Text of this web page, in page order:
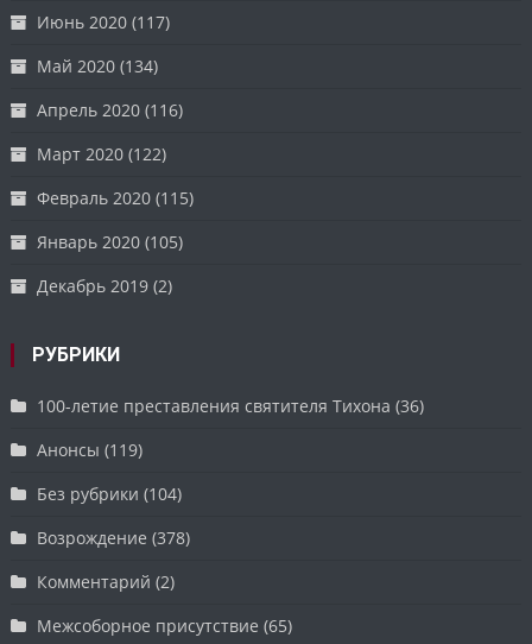
Июнь 2020 (117)
Май 2020 (134)
Апрель 2020 (116)
Март 2020 (122)
Февраль 2020 (115)
Январь 2020 (105)
Декабрь 2019 (2)
РУБРИКИ
100-летие преставления святителя Тихона (36)
Анонсы (119)
Без рубрики (104)
Возрождение (378)
Комментарий (2)
Межсоборное присутствие (65)